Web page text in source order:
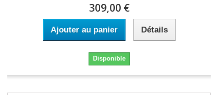
309,00 €
Ajouter au panier Détails
Disponible